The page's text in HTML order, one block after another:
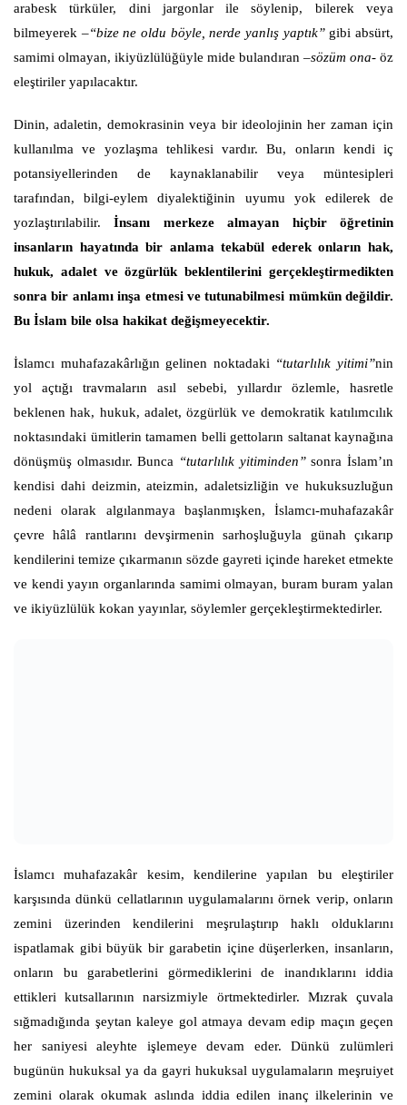
arabesk türküler, dini jargonlar ile söylenip, bilerek veya
bilmeyerek –“bize ne oldu böyle, nerde yanlış yaptık”gibi absürt,
samimi olmayan, ikiyüzlülüğüyle mide bulandıran –sözüm ona- öz
eleştiriler yapılacaktır.
Dinin, adaletin, demokrasinin veya bir ideolojinin her zaman için
kullanılma ve yozlaşma tehlikesi vardır. Bu, onların kendi iç
potansiyellerinden de kaynaklanabilir veya müntesipleri
tarafından, bilgi-eylem diyalektiğinin uyumu yok edilerek de
yozlaştırılabilir.İnsanı merkeze almayan hiçbir öğretinin
insanların hayatında bir anlama tekabül ederek onların hak,
hukuk, adalet ve özgürlük beklentilerini gerçekleştirmedikten
sonra bir anlamı inşa etmesi ve tutunabilmesi mümkün değildir.
Bu İslam bile olsa hakikat değişmeyecektir.
İslamcı muhafazakârlığın gelinen noktadaki “tutarlılık yitimi”nin
yol açtığı travmaların asıl sebebi, yıllardır özlemle, hasretle
beklenen hak, hukuk, adalet, özgürlük ve demokratik katılımcılık
noktasındaki ümitlerin tamamen belli gettoların saltanat kaynağına
dönüşmüş olmasıdır. Bunca “tutarlılık yitiminden”sonra İslam’ın
kendisi dahi deizmin, ateizmin, adaletsizliğin ve hukuksuzluğun
nedeni olarak algılanmaya başlanmışken, İslamcı-muhafazakâr
çevre hâlâ rantlarını devşirmenin sarhoşluğuyla günah çıkarıp
kendilerini temize çıkarmanın sözde gayreti içinde hareket etmekte
ve kendi yayın organlarında samimi olmayan, buram buram yalan
ve ikiyüzlülük kokan yayınlar, söylemler gerçekleştirmektedirler.
İslamcı muhafazakâr kesim, kendilerine yapılan bu eleştiriler
karşısında dünkü cellatlarının uygulamalarını örnek verip, onların
zemini üzerinden kendilerini meşrulaştırıp haklı olduklarını
ispatlamak gibi büyük bir garabetin içine düşerlerken, insanların,
onların bu garabetlerini görmediklerini de inandıklarını iddia
ettikleri kutsallarının narsizmiyle örtmektedirler. Mızrak çuvala
sığmadığında şeytan kaleye gol atmaya devam edip maçın geçen
her saniyesi aleyhte işlemeye devam eder. Dünkü zulümleri
bugünün hukuksal ya da gayri hukuksal uygulamaların meşruiyet
zemini olarak okumak aslında iddia edilen inanç ilkelerinin ve